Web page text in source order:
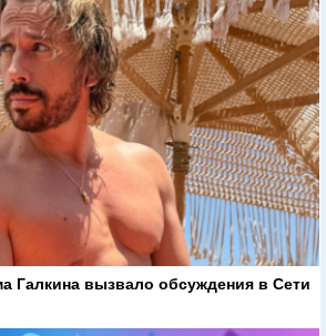
Галкина вызвало обсуждения в Сети